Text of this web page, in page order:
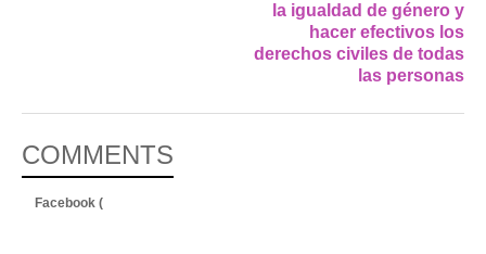
la igualdad de género y
hacer efectivos los
derechos civiles de todas
las personas
COMMENTS
Facebook (